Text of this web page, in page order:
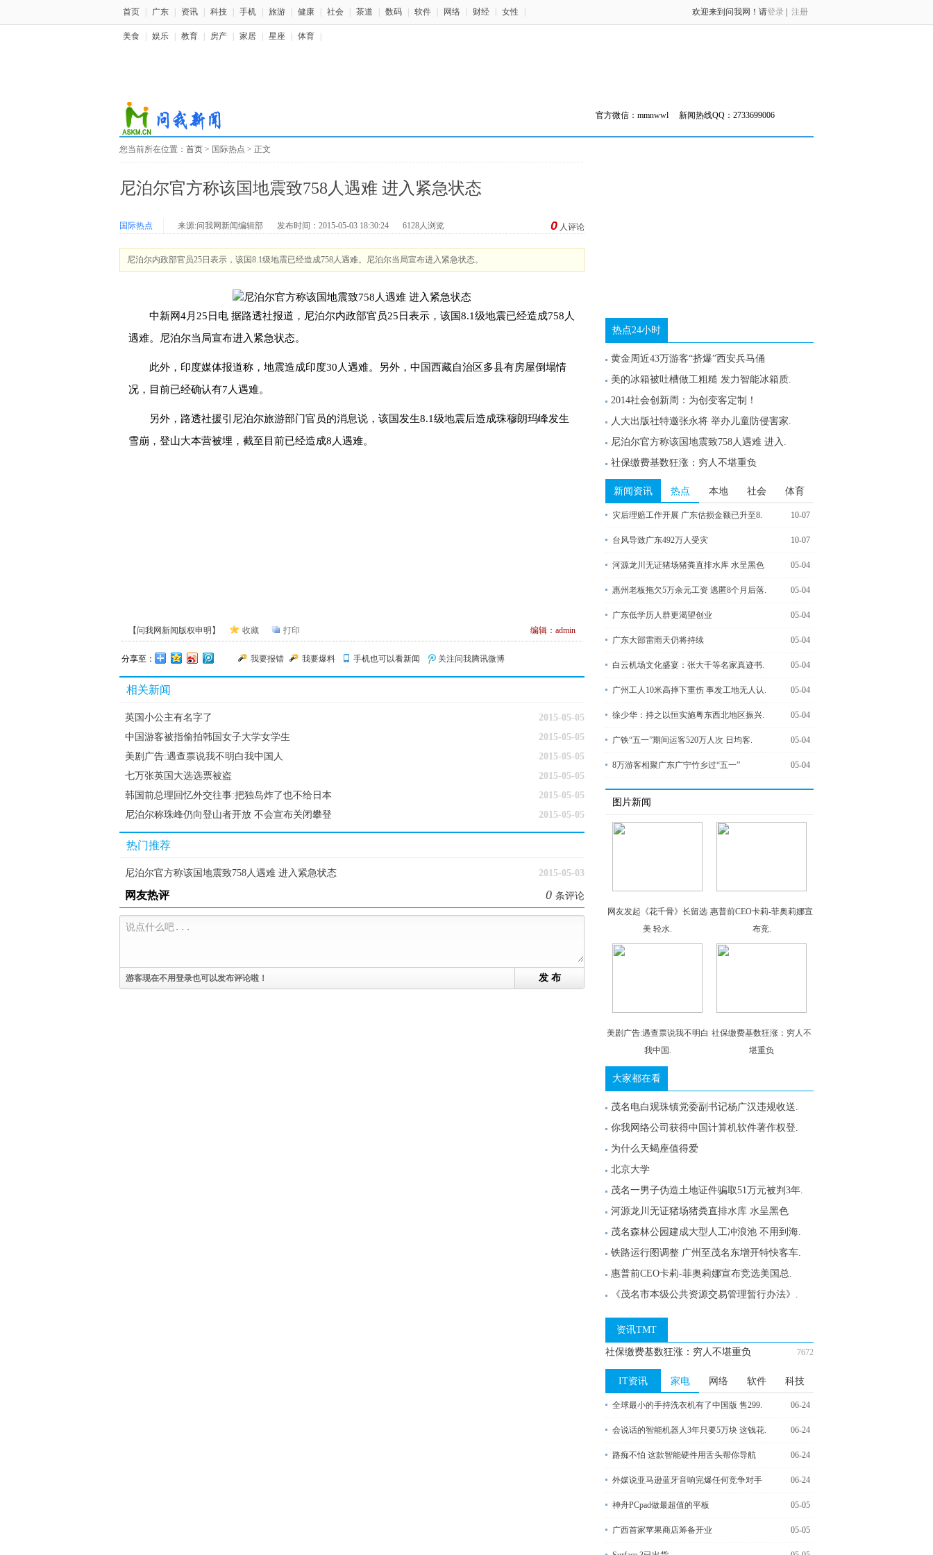
首页 广东 资讯 科技 手机 旅游 健康 社会 茶道 数码 软件 网络 财经 女性
美食 娱乐 教育 房产 家居 星座 体育
欢迎来到问我网！请登录 注册
官方微信：mmnwwl 新闻热线QQ：2733699006
您当前所在位置： 首页 > 国际热点 > 正文
尼泊尔官方称该国地震致758人遇难 进入紧急状态
国际热点 来源:问我网新闻编辑部 发布时间：2015-05-03 18:30:24 6128人浏览 0 人评论
尼泊尔内政部官员25日表示，该国8.1级地震已经造成758人遇难。尼泊尔当局宣布进入紧急状态。
中新网4月25日电 据路透社报道，尼泊尔内政部官员25日表示，该国8.1级地震已经造成758人
遇难。尼泊尔当局宣布进入紧急状态。
此外，印度媒体报道称，地震造成印度30人遇难。另外，中国西藏自治区多县有房屋倒塌情
况，目前已经确认有7人遇难。
另外，路透社援引尼泊尔旅游部门官员的消息说，该国发生8.1级地震后造成珠穆朗玛峰发生
雪崩，登山大本营被埋，截至目前已经造成8人遇难。
【问我网新闻版权申明】 收藏 打印 编辑：admin
分享至： 我要报错 我要爆料 手机也可以看新闻 关注问我腾讯微博
相关新闻
2015-05-05
英国小公主有名字了
2015-05-05
中国游客被指偷拍韩国女子大学女学生
2015-05-05
美剧广告:遇查票说我不明白我中国人
2015-05-05
七万张英国大选选票被盗
2015-05-05
韩国前总理回忆外交往事:把独岛炸了也不给日本
2015-05-05
尼泊尔称珠峰仍向登山者开放 不会宣布关闭攀登
热门推荐
2015-05-03
尼泊尔官方称该国地震致758人遇难 进入紧急状态
网友热评 0 条评论
游客现在不用登录也可以发布评论啦！ 发 布
热点24小时
黄金周近43万游客“挤爆”西安兵马俑
美的冰箱被吐槽做工粗糙 发力智能冰箱质.
2014社会创新周：为创变客定制！
人大出版社特邀张永将 举办儿童防侵害家.
尼泊尔官方称该国地震致758人遇难 进入.
社保缴费基数狂涨：穷人不堪重负
新闻资讯 热点 本地 社会 体育
10-07
灾后理赔工作开展 广东估损金额已升至8.
10-07
台风导致广东492万人受灾
05-04
河源龙川无证猪场猪粪直排水库 水呈黑色
05-04
惠州老板拖欠5万余元工资 逃匿8个月后落.
05-04
广东低学历人群更渴望创业
05-04
广东大部雷雨天仍将持续
05-04
白云机场文化盛宴：张大千等名家真迹书.
05-04
广州工人10米高摔下重伤 事发工地无人认.
05-04
徐少华：持之以恒实施粤东西北地区振兴.
05-04
广铁“五一”期间运客520万人次 日均客.
05-04
8万游客相聚广东广宁竹乡过“五一”
图片新闻
网友发起《花千骨》长留选
美 轻水.
美剧广告:遇查票说我不明白
我中国.
惠普前CEO卡莉-菲奥莉娜宣
布竞.
社保缴费基数狂涨：穷人不
堪重负
大家都在看
茂名电白观珠镇党委副书记杨广汉违规收送.
你我网络公司获得中国计算机软件著作权登.
为什么天蝎座值得爱
北京大学
茂名一男子伪造土地证件骗取51万元被判3年.
河源龙川无证猪场猪粪直排水库 水呈黑色
茂名森林公园建成大型人工冲浪池 不用到海.
铁路运行图调整 广州至茂名东增开特快客车.
惠普前CEO卡莉-菲奥莉娜宣布竞选美国总.
《茂名市本级公共资源交易管理暂行办法》.
资讯TMT
7672
社保缴费基数狂涨：穷人不堪重负
IT资讯 家电 网络 软件 科技
06-24
全球最小的手持洗衣机有了中国版 售299.
06-24
会说话的智能机器人3年只要5万块 这钱花.
06-24
路痴不怕 这款智能硬件用舌头帮你导航
06-24
外媒说亚马逊蓝牙音响完爆任何竞争对手
05-05
神舟PCpad做最超值的平板
05-05
广西首家苹果商店筹备开业